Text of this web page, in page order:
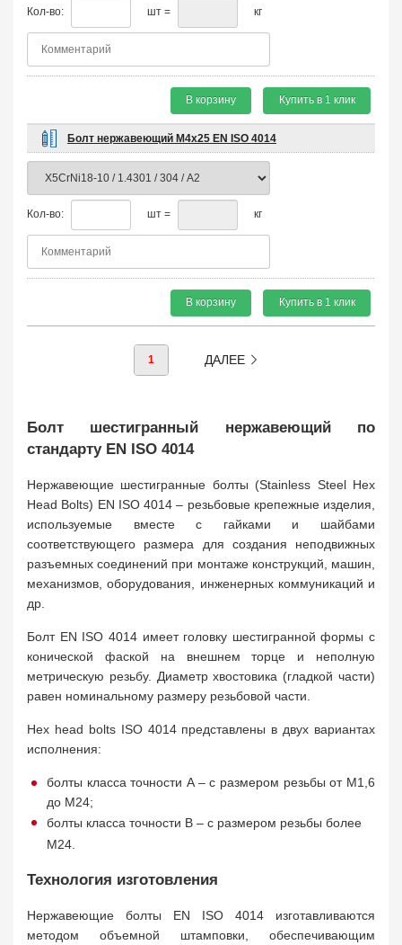
Кол-во: шт = кг
В корзину Купить в 1 клик
Болт нержавеющий М4х25 EN ISO 4014
Кол-во: шт = кг
В корзину Купить в 1 клик
1 ДАЛЕЕ
Болт шестигранный нержавеющий по
стандарту EN ISO 4014
Нержавеющие шестигранные болты (Stainless Steel Hex
Head Bolts) EN ISO 4014 – резьбовые крепежные изделия,
используемые вместе с гайками и шайбами
соответствующего размера для создания неподвижных
разъемных соединений при монтаже конструкций, машин,
механизмов, оборудования, инженерных коммуникаций и
др.
Болт EN ISO 4014 имеет головку шестигранной формы с
конической фаской на внешнем торце и неполную
метрическую резьбу. Диаметр хвостовика (гладкой части)
равен номинальному размеру резьбовой части.
Hex head bolts ISO 4014 представлены в двух вариантах
исполнения:
болты класса точности A – с размером резьбы от M1,6
до M24;
болты класса точности B – с размером резьбы более
M24.
Технология изготовления
Нержавеющие болты EN ISO 4014 изготавливаются
методом объемной штамповки, обеспечивающим